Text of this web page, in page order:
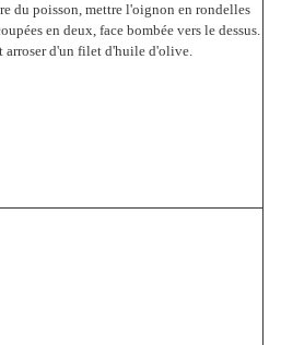
du poisson, mettre l'oignon en rondelles
en deux, face bombée vers le dessus.
arroser d'un filet d'huile d'olive.